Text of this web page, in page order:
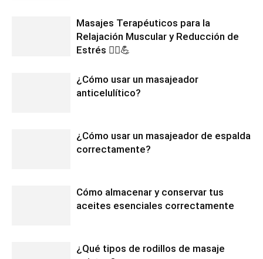
Masajes Terapéuticos para la
Relajación Muscular y Reducción de
Estrés 💆‍♀️💪
¿Cómo usar un masajeador
anticelulítico?
¿Cómo usar un masajeador de espalda
correctamente?
Cómo almacenar y conservar tus
aceites esenciales correctamente
¿Qué tipos de rodillos de masaje